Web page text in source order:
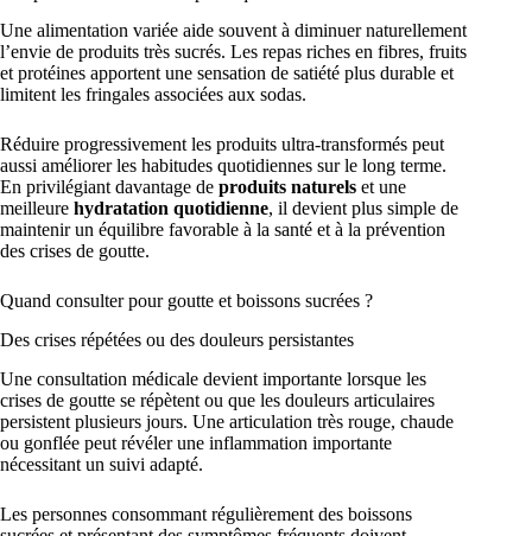
Une alimentation variée aide souvent à diminuer naturellement
l’envie de produits très sucrés. Les repas riches en fibres, fruits
et protéines apportent une sensation de satiété plus durable et
limitent les fringales associées aux sodas.
Réduire progressivement les produits ultra-transformés peut
aussi améliorer les habitudes quotidiennes sur le long terme.
En privilégiant davantage de produits naturels et une
meilleure hydratation quotidienne, il devient plus simple de
maintenir un équilibre favorable à la santé et à la prévention
des crises de goutte.
Quand consulter pour goutte et boissons sucrées ?
Des crises répétées ou des douleurs persistantes
Une consultation médicale devient importante lorsque les
crises de goutte se répètent ou que les douleurs articulaires
persistent plusieurs jours. Une articulation très rouge, chaude
ou gonflée peut révéler une inflammation importante
nécessitant un suivi adapté.
Les personnes consommant régulièrement des boissons